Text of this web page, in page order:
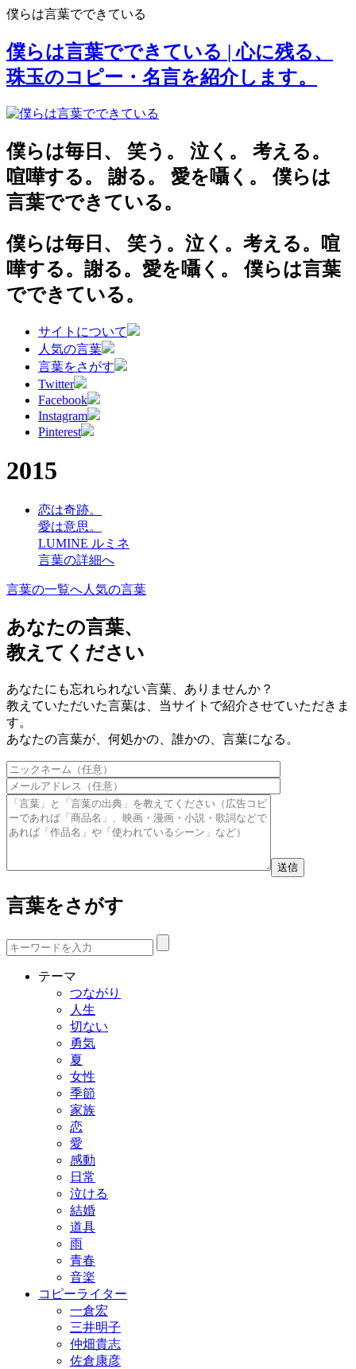
僕らは言葉でできている
僕らは言葉でできている | 心に残る、
珠玉のコピー・名言を紹介します。
僕らは毎日、 笑う。 泣く。
考える。
喧嘩する。
謝る。 愛を囁く。
僕らは
言葉でできている。
僕らは毎日、
笑う。泣く。考える。喧
嘩する。謝る。愛を囁く。
僕らは言葉
でできている。
サイトについて
人気の言葉
言葉をさがす
Twitter
Facebook
Instagram
Pinterest
2015
恋は奇跡。
愛は意思。
LUMINE ルミネ
言葉の詳細へ
言葉の一覧へ人気の言葉
あなたの言葉、
教えてください
あなたにも忘れられない言葉、ありませんか？
教えていただいた言葉は、当サイトで紹介させていただきま
す。
あなたの言葉が、何処かの、誰かの、言葉になる。
このフィールドは空のままにしてください。
言葉をさがす
テーマ
つながり
人生
切ない
勇気
夏
女性
季節
家族
恋
愛
感動
日常
泣ける
結婚
道具
雨
青春
音楽
コピーライター
一倉宏
三井明子
仲畑貴志
佐倉康彦